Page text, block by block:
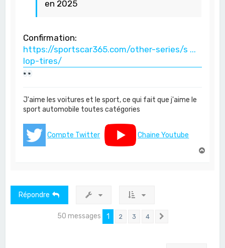
en 2025
Confirmation:
https://sportscar365.com/other-series/s ...
lop-tires/
J'aime les voitures et le sport, ce qui fait que j'aime le
sport automobile toutes catégories
Compte Twitter
Chaine Youtube
Répondre
50 messages 1 2 3 4